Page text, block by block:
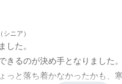
ニア）
した。
きるのが決め手となりました。
っと落ち着かなかったかも、